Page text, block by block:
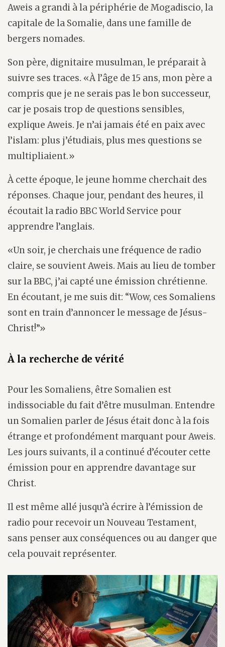
Aweis a grandi à la périphérie de Mogadiscio, la
capitale de la Somalie, dans une famille de
bergers nomades.
Son père, dignitaire musulman, le préparait à
suivre ses traces. «À l’âge de 15 ans, mon père a
compris que je ne serais pas le bon successeur,
car je posais trop de questions sensibles,
explique Aweis. Je n’ai jamais été en paix avec
l’islam: plus j’étudiais, plus mes questions se
multipliaient.»
À cette époque, le jeune homme cherchait des
réponses. Chaque jour, pendant des heures, il
écoutait la radio BBC World Service pour
apprendre l’anglais.
«Un soir, je cherchais une fréquence de radio
claire, se souvient Aweis. Mais au lieu de tomber
sur la BBC, j’ai capté une émission chrétienne.
En écoutant, je me suis dit: “Wow, ces Somaliens
sont en train d’annoncer le message de Jésus-
Christ!”»
À la recherche de vérité
Pour les Somaliens, être Somalien est
indissociable du fait d’être musulman. Entendre
un Somalien parler de Jésus était donc à la fois
étrange et profondément marquant pour Aweis.
Les jours suivants, il a continué d’écouter cette
émission pour en apprendre davantage sur
Christ.
Il est même allé jusqu’à écrire à l’émission de
radio pour recevoir un Nouveau Testament,
sans penser aux conséquences ou au danger que
cela pouvait représenter.